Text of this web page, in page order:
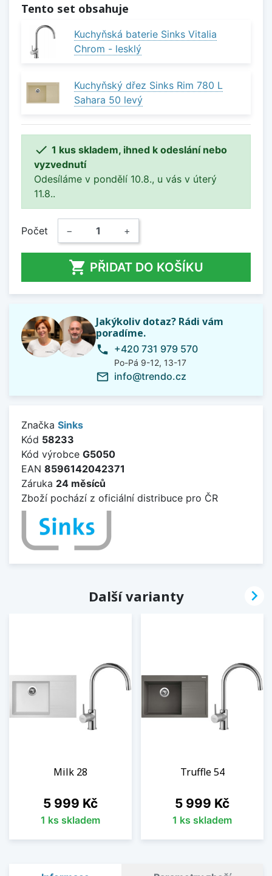
Tento set obsahuje
Kuchyňská baterie Sinks Vitalia
Chrom - lesklý
Kuchyňský dřez Sinks Rim 780 L
Sahara 50 levý
 1 kus skladem, ihned k odeslání nebo
vyzvednutí
Odesíláme v pondělí 10.8., u vás v úterý
11.8..
Počet − +
 PŘIDAT DO KOŠÍKU
Jakýkoliv dotaz? Rádi vám
poradíme.
phone +420 731 979 570
Po-Pá 9-12, 13-17
mail_outline info@trendo.cz
Značka Sinks
Kód 58233
Kód výrobce G5050
EAN 8596142042371
Záruka 24 měsíců
Zboží pochází z oficiální distribuce pro ČR
Další varianty
Milk 28
Cena
5 999 Kč
1 ks skladem
Truffle 54
Cena
5 999 Kč
1 ks skladem
